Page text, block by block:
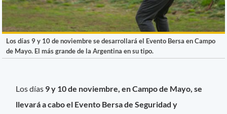
Los días 9 y 10 de noviembre se desarrollará el Evento Bersa en Campo
de Mayo. El más grande de la Argentina en su tipo.
Los días 9 y 10 de noviembre, en Campo de Mayo, se
llevará a cabo el Evento Bersa de Seguridad y